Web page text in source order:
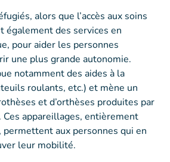
alors que l’accès aux soins
également des services en
pour aider les personnes
une plus grande autonomie.
notamment des aides à la
roulants, etc.) et mène un
et d’orthèses produites par
appareillages, entièrement
aux personnes qui en
leur mobilité.